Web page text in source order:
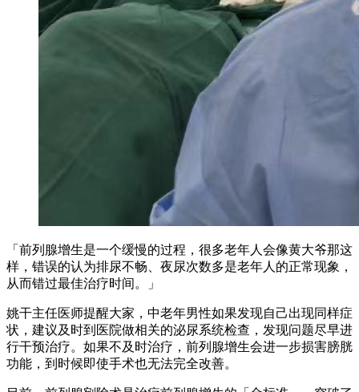
「前列腺增生是一个缓慢的过程，很多老年人会像黄大爷那这
样，错误的认为排尿不畅、夜尿次数多是老年人的正常现象，
从而错过最佳治疗时间。」
姚干主任医师提醒大家，中老年男性如果发现自己出现同样症
状，建议及时到医院做相关的泌尿系统检查，发现问题尽早进
行干预治疗。如果不及时治疗，前列腺增生会进一步损害膀胱
功能，到时候即使手术也无法完全改善。